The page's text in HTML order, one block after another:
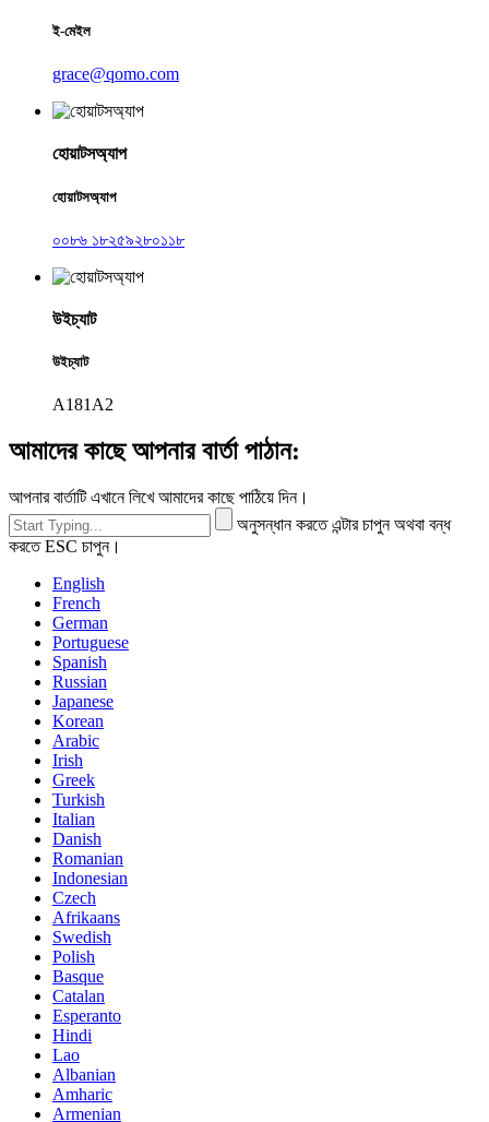
ই-মেইল
grace@qomo.com
হোয়াটসঅ্যাপ
হোয়াটসঅ্যাপ
০০৮৬ ১৮২৫৯২৮০১১৮
উইচ্যাট
উইচ্যাট
A181A2
আমাদের কাছে আপনার বার্তা পাঠান:
আপনার বার্তাটি এখানে লিখে আমাদের কাছে পাঠিয়ে দিন।
অনুসন্ধান করতে এন্টার চাপুন অথবা বন্ধ
করতে ESC চাপুন।
English
French
German
Portuguese
Spanish
Russian
Japanese
Korean
Arabic
Irish
Greek
Turkish
Italian
Danish
Romanian
Indonesian
Czech
Afrikaans
Swedish
Polish
Basque
Catalan
Esperanto
Hindi
Lao
Albanian
Amharic
Armenian